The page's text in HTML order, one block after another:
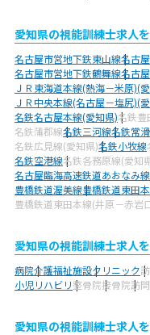
愛知県の視能訓練士求人
名古屋市営地下鉄東山線名古
名古屋市営地下鉄鶴舞線名古
ＪＲ東海道本線(熱海－米原)(
ＪＲ中央本線(名古屋－塩尻)(
名鉄名古屋本線(愛知県)名鉄豊
名鉄蒲郡線名鉄三河線名鉄常
名鉄広見線(愛知県)名鉄小牧線
名鉄空港線名鉄各務原線(愛知
名古屋臨海高速鉄道あおなみ線
豊橋鉄道渥美線豊橋鉄道東田
豊橋鉄道東田本線(井原－赤岩
愛知県の視能訓練士求人
病院介護福祉施設クリニック
小児リハビリ整骨院接骨院訪
愛知県の視能訓練士求人